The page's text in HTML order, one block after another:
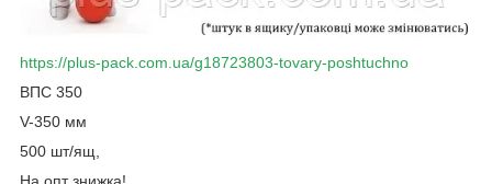
https://plus-pack.com.ua/g18723803-tovary-poshtuchno
ВПС 350
V-350 мм
500 шт/ящ,
На опт знижка!